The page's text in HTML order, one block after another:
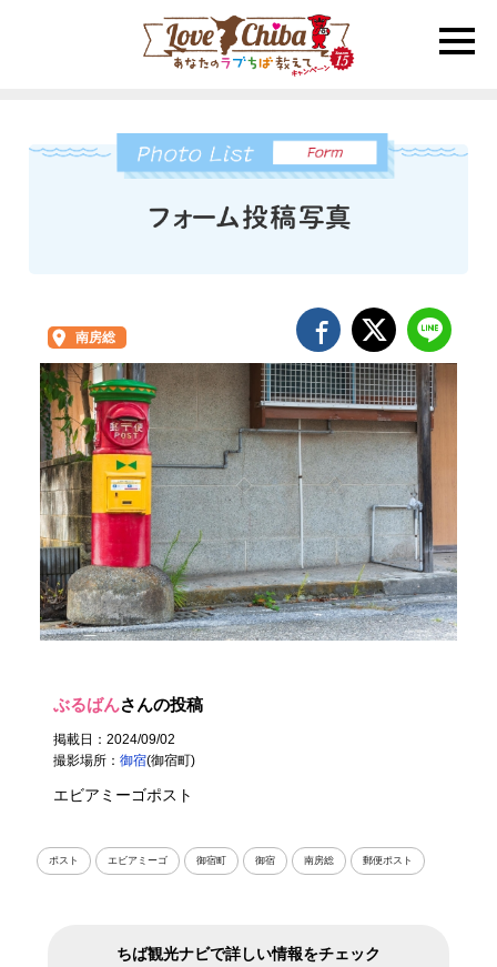
toggle
南房総
ぶるばんさんの投稿
掲載日：2024/09/02
撮影場所：御宿(御宿町)
エビアミーゴポスト
ポスト エビアミーゴ 御宿町 御宿 南房総 郵便ポスト
ちば観光ナビで詳しい情報をチェック